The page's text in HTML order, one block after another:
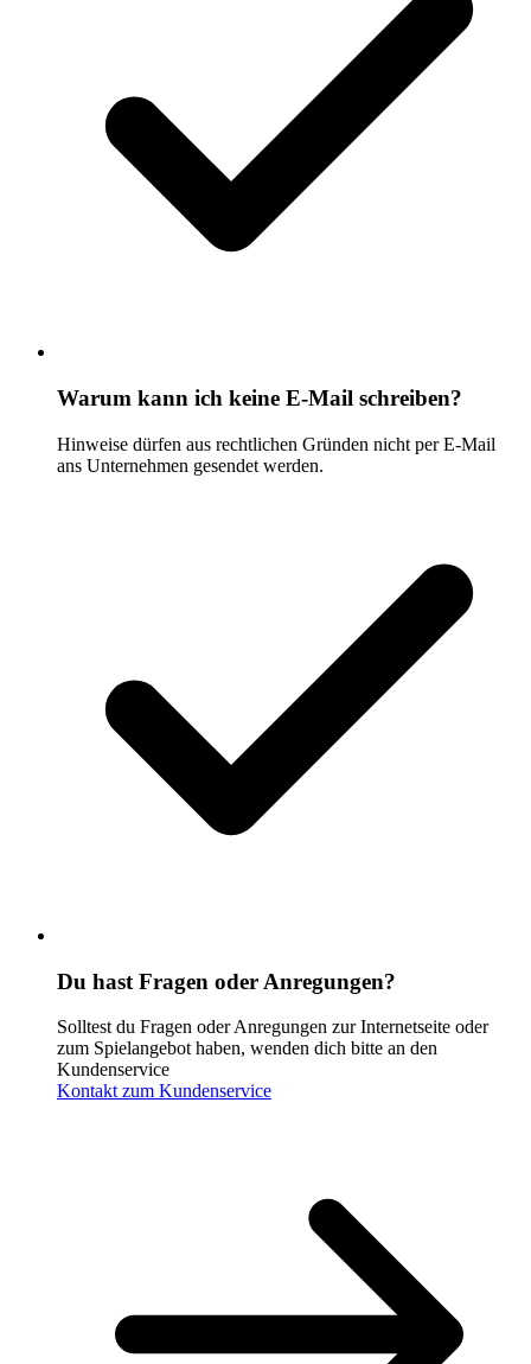
Warum kann ich keine E-Mail schreiben?
Hinweise dürfen aus rechtlichen Gründen nicht per E-Mail
ans Unternehmen gesendet werden.
Du hast Fragen oder Anregungen?
Solltest du Fragen oder Anregungen zur Internetseite oder
zum Spielangebot haben, wenden dich bitte an den
Kundenservice
Kontakt zum Kundenservice